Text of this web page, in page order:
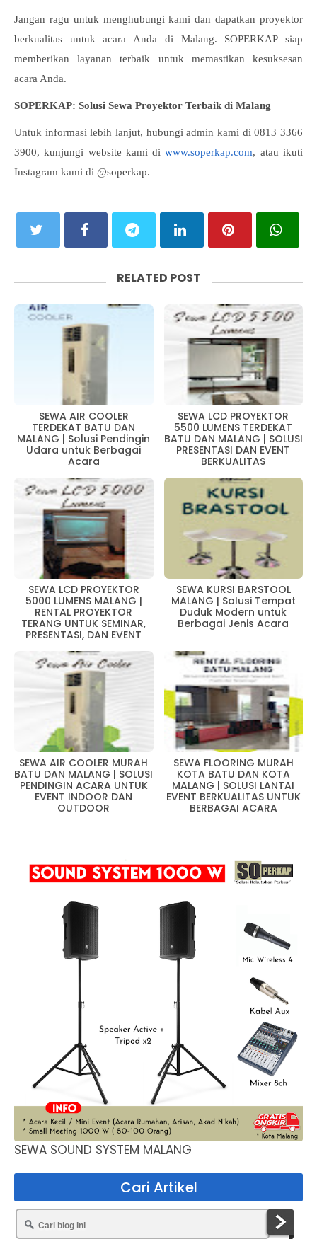
Jangan ragu untuk menghubungi kami dan dapatkan proyektor
berkualitas untuk acara Anda di Malang. SOPERKAP siap
memberikan layanan terbaik untuk memastikan kesuksesan
acara Anda.
SOPERKAP: Solusi Sewa Proyektor Terbaik di Malang
Untuk informasi lebih lanjut, hubungi admin kami di 0813 3366
3900, kunjungi website kami diwww.soperkap.com, atau ikuti
Instagram kami di @soperkap.
RELATED POST
SEWA AIR COOLER
TERDEKAT BATU DAN
MALANG | Solusi Pendingin
Udara untuk Berbagai
Acara
SEWA LCD PROYEKTOR
5500 LUMENS TERDEKAT
BATU DAN MALANG | SOLUSI
PRESENTASI DAN EVENT
BERKUALITAS
SEWA LCD PROYEKTOR
5000 LUMENS MALANG |
RENTAL PROYEKTOR
TERANG UNTUK SEMINAR,
PRESENTASI, DAN EVENT
SEWA KURSI BARSTOOL
MALANG | Solusi Tempat
Duduk Modern untuk
Berbagai Jenis Acara
SEWA AIR COOLER MURAH
BATU DAN MALANG | SOLUSI
PENDINGIN ACARA UNTUK
EVENT INDOOR DAN
OUTDOOR
SEWA FLOORING MURAH
KOTA BATU DAN KOTA
MALANG | SOLUSI LANTAI
EVENT BERKUALITAS UNTUK
BERBAGAI ACARA
SEWA SOUND SYSTEM MALANG
Cari Artikel